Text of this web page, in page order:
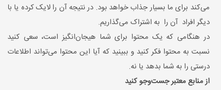
می‌کند برای ما بسیار جذاب خواهد بود. در نتیجه آن را لایک کرده یا با
دیگر افراد آن را به اشتراک می‌گذاریم.
در هنگامی که یک محتوا برای شما هیجان‌انگیز است، سعی کنید
نسبت به محتوا فکر کنید و ببینید که آیا این محتوا می‌تواند اطلاعات
درستی را به شما بدهد یا نه.
از منابع معتبر جست‌وجو کنید